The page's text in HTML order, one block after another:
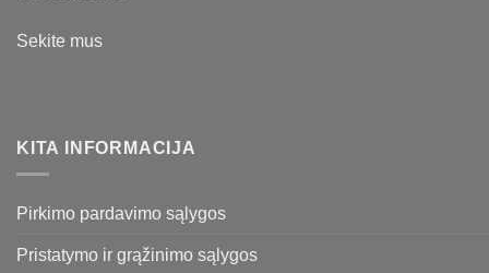
Sekite mus
KITA INFORMACIJA
Pirkimo pardavimo sąlygos
Pristatymo ir grąžinimo sąlygos